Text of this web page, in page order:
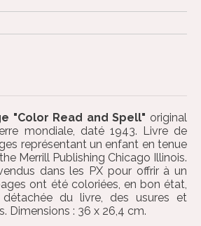
"Color Read and Spell" original
mondiale, daté 1943. Livre de
représentant un enfant en tenue
Merrill Publishing Chicago Illinois.
dans les PX pour offrir à un
ont été coloriées, en bon état,
du livre, des usures et
Dimensions : 36 x 26,4 cm.